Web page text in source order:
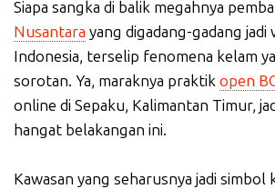
Siapa sangka di balik megahnya
Nusantara yang digadang-gadang jadi
Indonesia, terselip fenomena kelam
sorotan. Ya, maraknya praktik open
online di Sepaku, Kalimantan Timur,
hangat belakangan ini.
Kawasan yang seharusnya jadi simbol